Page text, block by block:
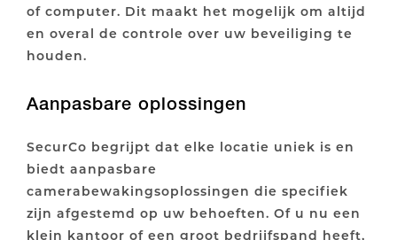
of computer. Dit maakt het mogelijk om altijd
en overal de controle over uw beveiliging te
houden.
Aanpasbare oplossingen
SecurCo begrijpt dat elke locatie uniek is en
biedt aanpasbare
camerabewakingsoplossingen die specifiek
zijn afgestemd op uw behoeften. Of u nu een
klein kantoor of een groot bedrijfspand heeft,